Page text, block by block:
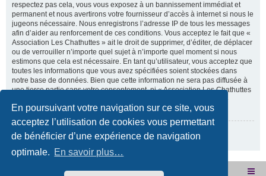
En poursuivant votre navigation sur ce site, vous
acceptez l’utilisation de cookies vous permettant
de bénéficier d’une expérience de navigation
optimale. En savoir plus…
respectez pas cela, vous vous exposez à un bannissement immédiat et
permanent et nous avertirons votre fournisseur d’accès à internet si nous le
jugeons nécessaire. Nous enregistrons l’adresse IP de tous les messages
afin d’aider au renforcement de ces conditions. Vous acceptez le fait que «
Association Les Chathuttes » ait le droit de supprimer, d’éditer, de déplacer
ou de verrouiller n’importe quel sujet à n’importe quel moment si nous
estimons que cela est nécessaire. En tant qu’utilisateur, vous acceptez que
toutes les informations que vous avez spécifiées soient stockées dans
notre base de données. Bien que cette information ne sera pas diffusée à
une tierce partie sans votre consentement, ni « Association Les Chathuttes
tentative de piratage visant à compromettre vos données.
Revenir à la page précédente
Site internet de l'association Accueil du forum